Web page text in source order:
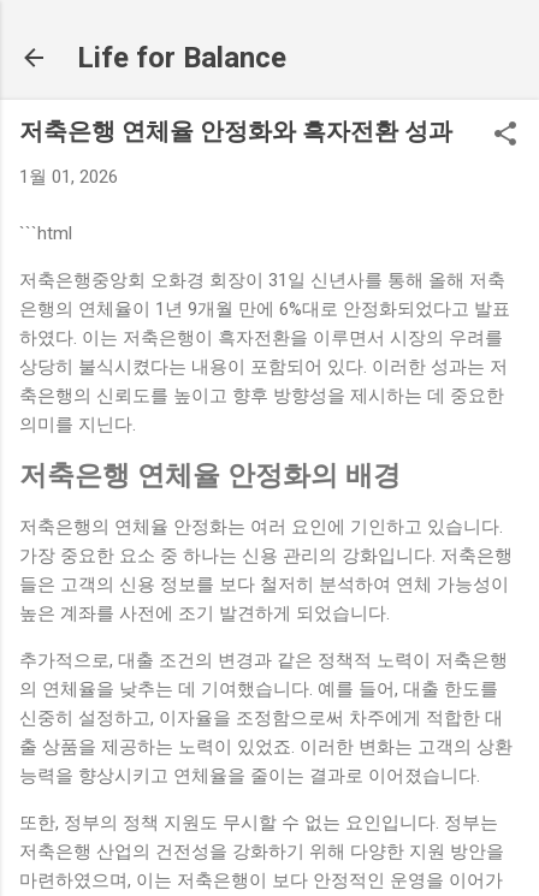
Life for Balance
저축은행 연체율 안정화와 흑자전환 성과
1월 01, 2026
```html
저축은행중앙회 오화경 회장이 31일 신년사를 통해 올해 저축
은행의 연체율이 1년 9개월 만에 6%대로 안정화되었다고 발표
하였다. 이는 저축은행이 흑자전환을 이루면서 시장의 우려를
상당히 불식시켰다는 내용이 포함되어 있다. 이러한 성과는 저
축은행의 신뢰도를 높이고 향후 방향성을 제시하는 데 중요한
의미를 지닌다.
저축은행 연체율 안정화의 배경
저축은행의 연체율 안정화는 여러 요인에 기인하고 있습니다.
가장 중요한 요소 중 하나는 신용 관리의 강화입니다. 저축은행
들은 고객의 신용 정보를 보다 철저히 분석하여 연체 가능성이
높은 계좌를 사전에 조기 발견하게 되었습니다.
추가적으로, 대출 조건의 변경과 같은 정책적 노력이 저축은행
의 연체율을 낮추는 데 기여했습니다. 예를 들어, 대출 한도를
신중히 설정하고, 이자율을 조정함으로써 차주에게 적합한 대
출 상품을 제공하는 노력이 있었죠. 이러한 변화는 고객의 상환
능력을 향상시키고 연체율을 줄이는 결과로 이어졌습니다.
또한, 정부의 정책 지원도 무시할 수 없는 요인입니다. 정부는
저축은행 산업의 건전성을 강화하기 위해 다양한 지원 방안을
마련하였으며, 이는 저축은행이 보다 안정적인 운영을 이어가